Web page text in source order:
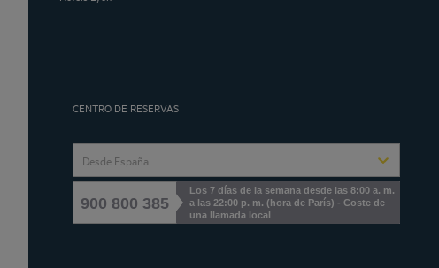
CENTRO DE RESERVAS
Desde España
900 800 385
Los 7 días de la semana desde las 8:00 a. m.
a las 22:00 p. m. (hora de París) - Coste de
una llamada local